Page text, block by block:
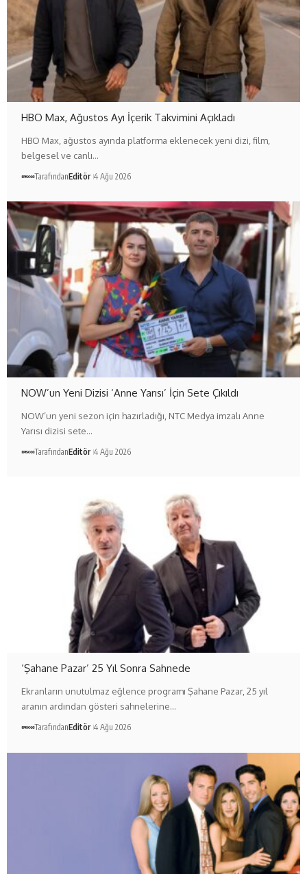
HBO Max, Ağustos Ayı İçerik Takvimini Açıkladı
HBO Max, ağustos ayında platforma eklenecek yeni dizi, film,
belgesel ve canlı…
TarafındanEditör 4 Ağu 2026
NOW’un Yeni Dizisi ‘Anne Yarısı’ İçin Sete Çıkıldı
NOW’un yeni sezon için hazırladığı, NTC Medya imzalı Anne
Yarısı dizisi sete…
TarafındanEditör 4 Ağu 2026
‘Şahane Pazar’ 25 Yıl Sonra Sahnede
Ekranların unutulmaz eğlence programı Şahane Pazar, 25 yıl
aranın ardından gösteri sahnelerine…
TarafındanEditör 4 Ağu 2026